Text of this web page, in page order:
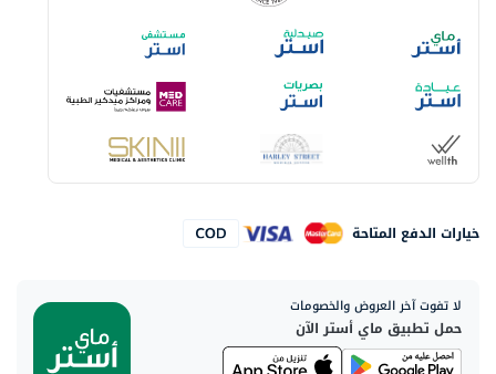
خيارات الدفع المتاحة
لا تفوت آخر العروض والخصومات
حمل تطبيق ماي أستر الآن